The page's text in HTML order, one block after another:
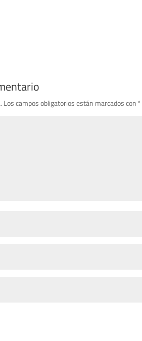
Los campos obligatorios están marcados con *